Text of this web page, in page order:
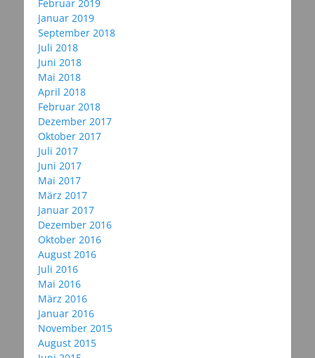
Februar 2019
Januar 2019
September 2018
Juli 2018
Juni 2018
Mai 2018
April 2018
Februar 2018
Dezember 2017
Oktober 2017
Juli 2017
Juni 2017
Mai 2017
März 2017
Januar 2017
Dezember 2016
Oktober 2016
August 2016
Juli 2016
Mai 2016
März 2016
Januar 2016
November 2015
August 2015